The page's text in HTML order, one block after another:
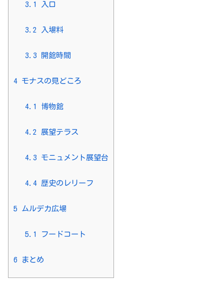
3.1 入口
3.2 入場料
3.3 開館時間
4 モナスの見どころ
4.1 博物館
4.2 展望テラス
4.3 モニュメント展望台
4.4歴史のレリーフ
5 ムルデカ広場
5.1 フードコート
6 まとめ